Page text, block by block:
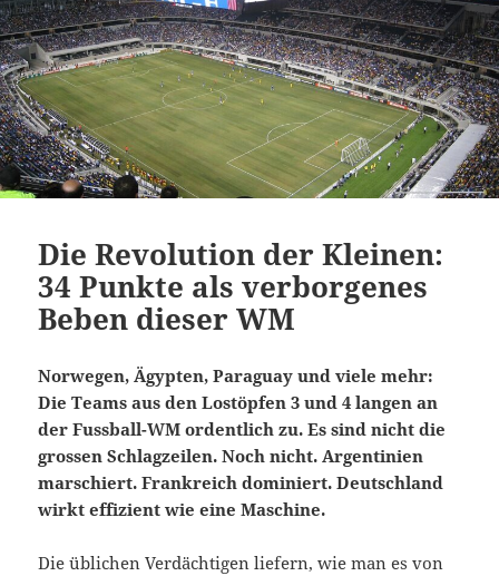
Die Revolution der Kleinen:
34 Punkte als verborgenes
Beben dieser WM
Norwegen, Ägypten, Paraguay und viele mehr:
Die Teams aus den Lostöpfen 3 und 4 langen an
der Fussball-WM ordentlich zu. Es sind nicht die
grossen Schlagzeilen. Noch nicht. Argentinien
marschiert. Frankreich dominiert. Deutschland
wirkt effizient wie eine Maschine.
Die üblichen Verdächtigen liefern, wie man es von